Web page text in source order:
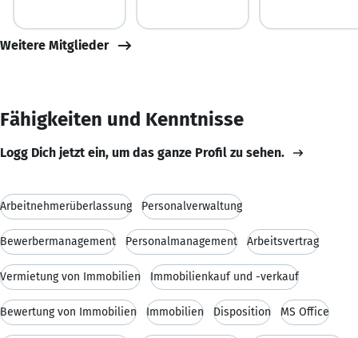
Weitere Mitglieder
Fähigkeiten und Kenntnisse
Logg Dich jetzt ein, um das ganze Profil zu sehen.
Arbeitnehmerüberlassung Personalverwaltung
Bewerbermanagement Personalmanagement Arbeitsvertrag
Vermietung von Immobilien Immobilienkauf und -verkauf
Bewertung von Immobilien Immobilien Disposition MS Office